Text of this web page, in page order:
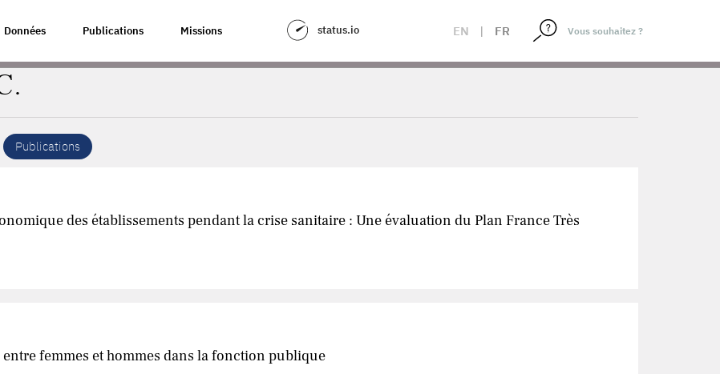
Données Publications Missions status.io EN | FR
Publications
des établissements pendant la crise sanitaire : Une évaluation du Plan France Très
femmes et hommes dans la fonction publique